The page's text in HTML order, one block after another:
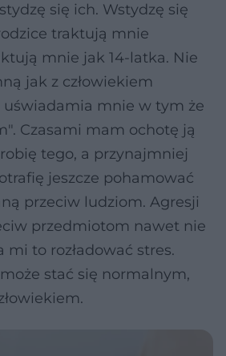
się ich. Wstydzę się
traktują mnie
mnie jak 14-latka. Nie
jak z człowiekiem
uświadamia mnie w tym że
Czasami mam ochotę ją
tego, a przynajmniej
jeszcze pohamować
przeciw ludziom. Agresji
przedmiotom nawet nie
mi to rozładować stres.
stać się normalnym,